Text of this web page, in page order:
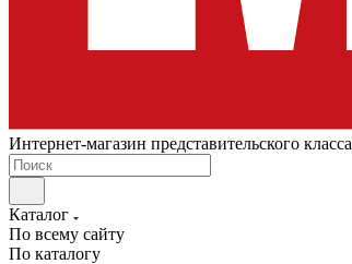
Интернет-магазин представительского класса
Каталог
По всему сайту
По каталогу